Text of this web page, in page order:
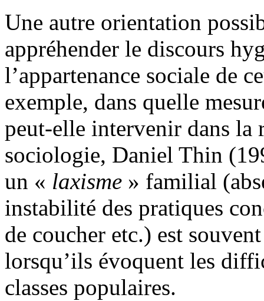
Une autre orientation
appréhender le discours
l’appartenance sociale de
exemple, dans quelle
peut-elle intervenir dans la
sociologie, Daniel Thin
un « laxisme » familial
instabilité des pratiques
de coucher etc.) est
lorsqu’ils évoquent les
classes populaires.